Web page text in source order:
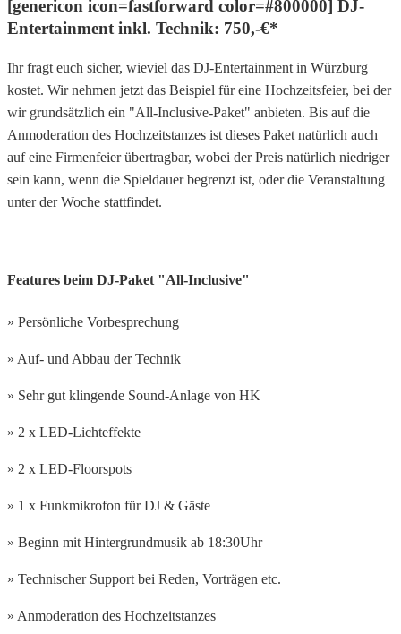
[genericon icon=fastforward color=#800000] DJ-
Entertainment inkl. Technik: 750,-€*
Ihr fragt euch sicher, wieviel das DJ-Entertainment in Würzburg
kostet. Wir nehmen jetzt das Beispiel für eine Hochzeitsfeier, bei der
wir grundsätzlich ein "All-Inclusive-Paket" anbieten. Bis auf die
Anmoderation des Hochzeitstanzes ist dieses Paket natürlich auch
auf eine Firmenfeier übertragbar, wobei der Preis natürlich niedriger
sein kann, wenn die Spieldauer begrenzt ist, oder die Veranstaltung
unter der Woche stattfindet.
Features beim DJ-Paket "All-Inclusive"
» Persönliche Vorbesprechung
» Auf- und Abbau der Technik
» Sehr gut klingende Sound-Anlage von HK
» 2 x LED-Lichteffekte
» 2 x LED-Floorspots
» 1 x Funkmikrofon für DJ & Gäste
» Beginn mit Hintergrundmusik ab 18:30Uhr
» Technischer Support bei Reden, Vorträgen etc.
» Anmoderation des Hochzeitstanzes